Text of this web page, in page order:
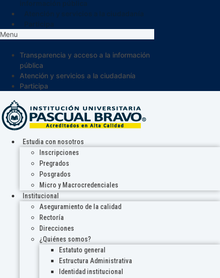
Menu
Transparencia y acceso a la información
pública
Atención y servicios a la ciudadanía
Participa
Estudia con nosotros
Inscripciones
Pregrados
Posgrados
Micro y Macrocredenciales
Institucional
Aseguramiento de la calidad
Rectoría
Direcciones
¿Quiénes somos?
Estatuto general
Estructura Administrativa
Identidad institucional